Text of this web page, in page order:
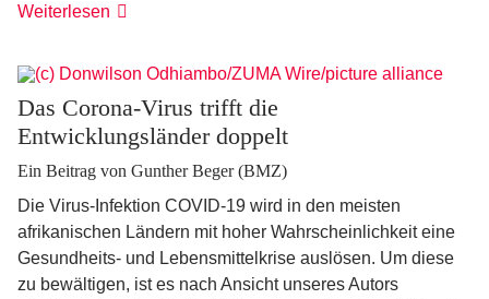
Weiterlesen
Das Corona-Virus trifft die
Entwicklungsländer doppelt
Ein Beitrag von Gunther Beger (BMZ)
Die Virus-Infektion COVID-19 wird in den meisten
afrikanischen Ländern mit hoher Wahrscheinlichkeit eine
Gesundheits- und Lebensmittelkrise auslösen. Um diese
zu bewältigen, ist es nach Ansicht unseres Autors